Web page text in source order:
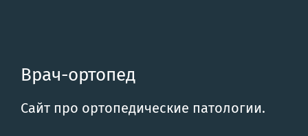
Врач-ортопед
Сайт про ортопедические патологии.